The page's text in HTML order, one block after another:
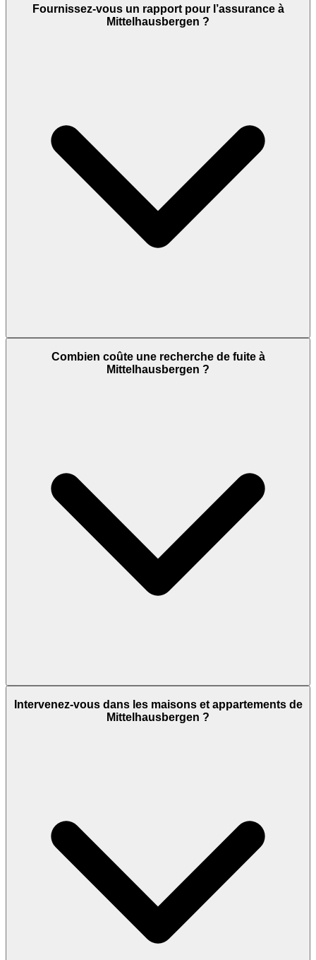
Fournissez-vous un rapport pour l’assurance à
Mittelhausbergen ?
Combien coûte une recherche de fuite à
Mittelhausbergen ?
Intervenez-vous dans les maisons et appartements de
Mittelhausbergen ?